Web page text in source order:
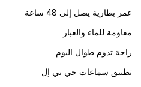
عمر بطارية يصل إلى 48 ساعة
مقاومة للماء والغبار
راحة تدوم طوال اليوم
تطبيق سماعات جي بي إل